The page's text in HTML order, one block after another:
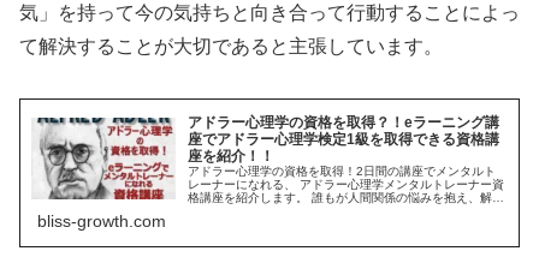
気」を持って今の気持ちと向き合って行動することによっ
て解決することが大切であると主張しています。
アドラー心理学の資格を取得？！eラーニング講
座でアドラー心理学検定1級を取得できる資格講
座を紹介！！
アドラー心理学の資格を取得！2日間の講座でメンタルト
レーナーになれる、 アドラー心理学メンタルトレーナー資
格講座を紹介します。 誰もが人間関係の悩みを抱え、解決
bliss-growth.com